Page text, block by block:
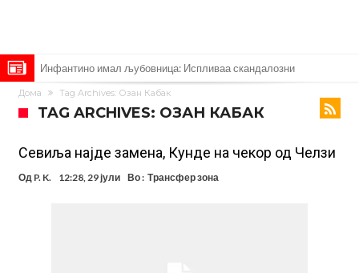
Ромеро се согласи на условите со Атлетико
Арсенал со 138 милиони евра тргнува по ѕвездата на Серија А?
Мурињо воведува строга дисциплина во Реал Мадрид: Ова се
трите нови правила
Неочекувана „бомба“ од Англија: Ливерпул се засили од
Барселона!
Тикет на денот (сабота, 08.08.2026)
Дома Tag Archives: Озан Кабак
TAG ARCHIVES: ОЗАН КАБАК
Севиља најде замена, Кунде на чекор од Челзи
Од P. K. 12:28, 29 јули Во : Трансфер зона